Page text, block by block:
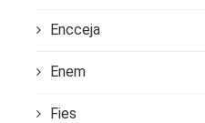
Encceja
Enem
Fies